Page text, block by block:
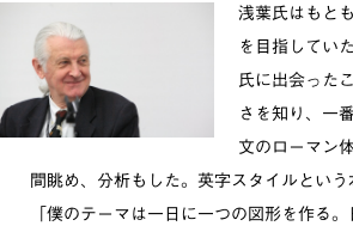
浅葉氏はもと
を目指してい
氏に出会った
さを知り、一
文のローマン
間眺め、分析もした。英字スタイルという
「僕のテーマは一日に一つの図形を作る。